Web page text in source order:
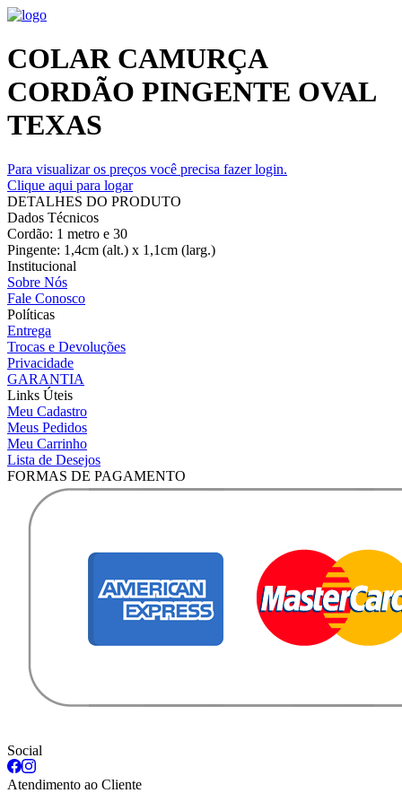
COLAR CAMURÇA
CORDÃO PINGENTE OVAL
TEXAS
Para visualizar os preços você precisa fazer login.
Clique aqui para logar
DETALHES DO PRODUTO
Dados Técnicos
Cordão: 1 metro e 30
Pingente: 1,4cm (alt.) x 1,1cm (larg.)
Institucional
Sobre Nós
Fale Conosco
Políticas
Entrega
Trocas e Devoluções
Privacidade
GARANTIA
Links Úteis
Meu Cadastro
Meus Pedidos
Meu Carrinho
Lista de Desejos
FORMAS DE PAGAMENTO
Social
Atendimento ao Cliente